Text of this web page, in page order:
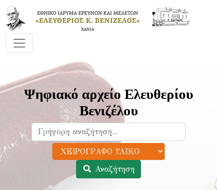
Ψηφιακό αρχείο Ελευθερίου
Βενιζέλου
Αναζήτηση